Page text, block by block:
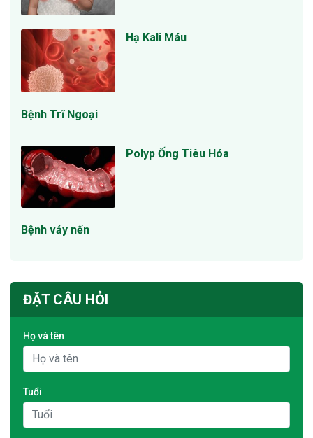
Hạ Kali Máu
Bệnh Trĩ Ngoại
Polyp Ống Tiêu Hóa
Bệnh vảy nến
ĐẶT CÂU HỎI
Họ và tên
Tuổi